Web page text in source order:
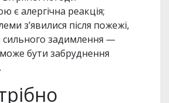
є алергічна реакція;
з’явилися після пожежі,
сильного задимлення —
бути забруднення